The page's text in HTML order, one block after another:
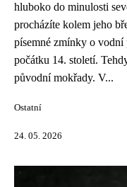
hluboko do minulosti
procházíte kolem jeho
písemné zmínky o vodní
počátku 14. století.
původní mokřady. V...
Ostatní
24. 05. 2026